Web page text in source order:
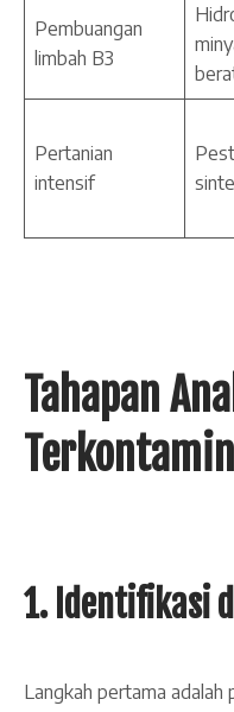
Pembuangan
limbah B3
Pertanian
intensif
Tahapan
1. Identifikasi
Langkah pertama